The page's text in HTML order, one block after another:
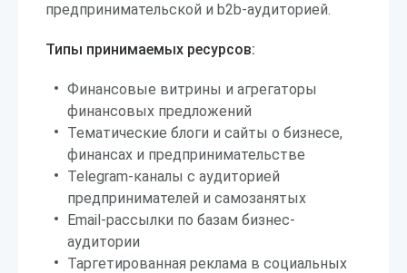
предпринимательской и b2b-аудиторией.
Типы принимаемых ресурсов:
Финансовые витрины и агрегаторы
финансовых предложений
Тематические блоги и сайты о бизнесе,
финансах и предпринимательстве
Telegram-каналы с аудиторией
предпринимателей и самозанятых
Email-рассылки по базам бизнес-
аудитории
Таргетированная реклама в социальных